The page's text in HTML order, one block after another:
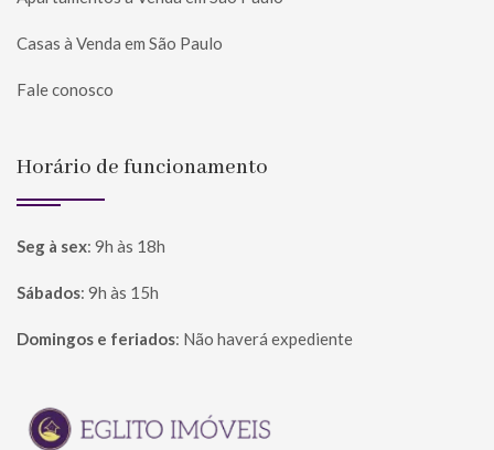
Casas à Venda em São Paulo
Fale conosco
Horário de funcionamento
Seg à sex: 9h às 18h
Sábados: 9h às 15h
Domingos e feriados: Não haverá expediente
Página inicial